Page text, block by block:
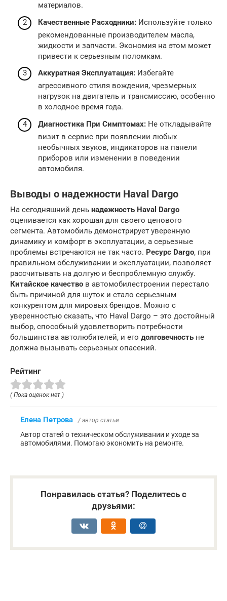
материалов.
Качественные Расходники: Используйте только
рекомендованные производителем масла,
жидкости и запчасти. Экономия на этом может
привести к серьезным поломкам.
Аккуратная Эксплуатация: Избегайте
агрессивного стиля вождения, чрезмерных
нагрузок на двигатель и трансмиссию, особенно
в холодное время года.
Диагностика При Симптомах: Не откладывайте
визит в сервис при появлении любых
необычных звуков, индикаторов на панели
приборов или изменении в поведении
автомобиля.
Выводы о надежности Haval Dargo
На сегодняшний день надежность Haval Dargo
оценивается как хорошая для своего ценового
сегмента. Автомобиль демонстрирует уверенную
динамику и комфорт в эксплуатации, а серьезные
проблемы встречаются не так часто. Ресурс Dargo, при
правильном обслуживании и эксплуатации, позволяет
рассчитывать на долгую и беспроблемную службу.
Китайское качество в автомобилестроении перестало
быть причиной для шуток и стало серьезным
конкурентом для мировых брендов. Можно с
уверенностью сказать, что Haval Dargo – это достойный
выбор, способный удовлетворить потребности
большинства автолюбителей, и его долговечность не
должна вызывать серьезных опасений.
Рейтинг
( Пока оценок нет )
Елена Петрова / автор статьи
Автор статей о техническом обслуживании и уходе за
автомобилями. Помогаю экономить на ремонте.
Понравилась статья? Поделитесь с
друзьями: